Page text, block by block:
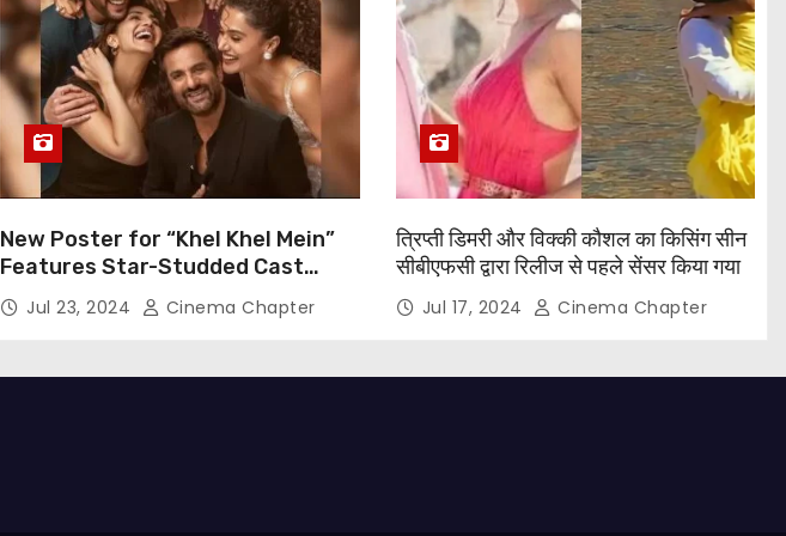
New Poster for “Khel Khel Mein”
Features Star-Studded Cast
Including Akshay Kumar, Taapsee
Pannu, Fardeen Khan, and More
Jul 23, 2024 Cinema Chapter
त्रिप्ती डिमरी और विक्की कौशल का किसिंग सीन
सीबीएफसी द्वारा रिलीज से पहले सेंसर किया गया
Jul 17, 2024 Cinema Chapter